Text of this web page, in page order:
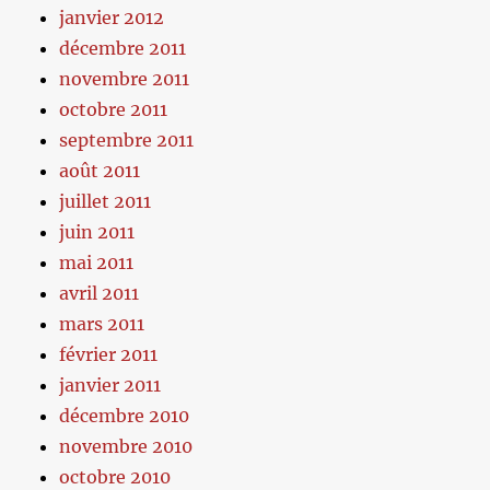
janvier 2012
décembre 2011
novembre 2011
octobre 2011
septembre 2011
août 2011
juillet 2011
juin 2011
mai 2011
avril 2011
mars 2011
février 2011
janvier 2011
décembre 2010
novembre 2010
octobre 2010